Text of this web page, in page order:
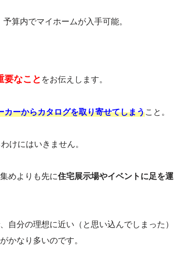
算内でマイホームが入手可能。
要なこと をお伝えします。
ーからカタログを取り寄せてしまうこと。
けにはいきません。
めよりも先に住宅展示場やイベントに足を運
自分の理想に近い（と思い込んでしまった）
かなり多いのです。